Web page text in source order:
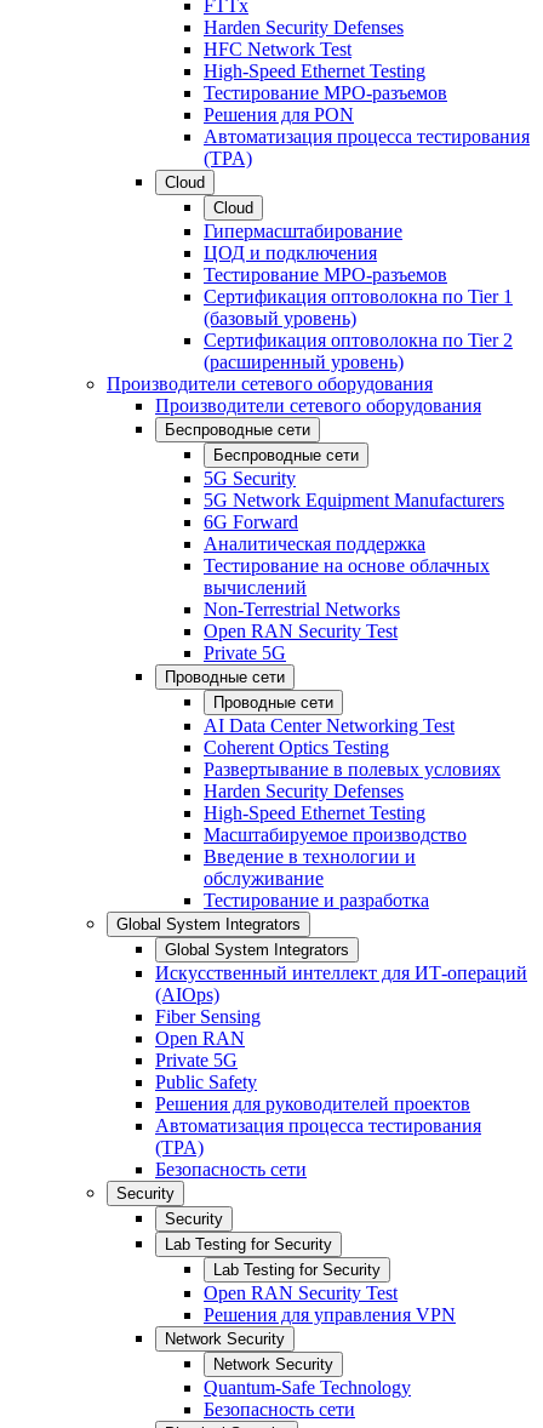
FTTx
Harden Security Defenses
HFC Network Test
High-Speed Ethernet Testing
Тестирование МРО-разъемов
Решения для PON
Автоматизация процесса тестирования
(TPA)
Cloud
Cloud
Гипермасштабирование
ЦОД и подключения
Тестирование МРО-разъемов
Сертификация оптоволокна по Tier 1
(базовый уровень)
Сертификация оптоволокна по Tier 2
(расширенный уровень)
Производители сетевого оборудования
Производители сетевого оборудования
Беспроводные сети
Беспроводные сети
5G Security
5G Network Equipment Manufacturers
6G Forward
Аналитическая поддержка
Тестирование на основе облачных
вычислений
Non-Terrestrial Networks
Open RAN Security Test
Private 5G
Проводные сети
Проводные сети
AI Data Center Networking Test
Coherent Optics Testing
Развертывание в полевых условиях
Harden Security Defenses
High-Speed Ethernet Testing
Масштабируемое производство
Введение в технологии и
обслуживание
Тестирование и разработка
Global System Integrators
Global System Integrators
Искусственный интеллект для ИТ-операций
(AIOps)
Fiber Sensing
Open RAN
Private 5G
Public Safety
Решения для руководителей проектов
Автоматизация процесса тестирования
(TPA)
Безопасность сети
Security
Security
Lab Testing for Security
Lab Testing for Security
Open RAN Security Test
Решения для управления VPN
Network Security
Network Security
Quantum-Safe Technology
Безопасность сети